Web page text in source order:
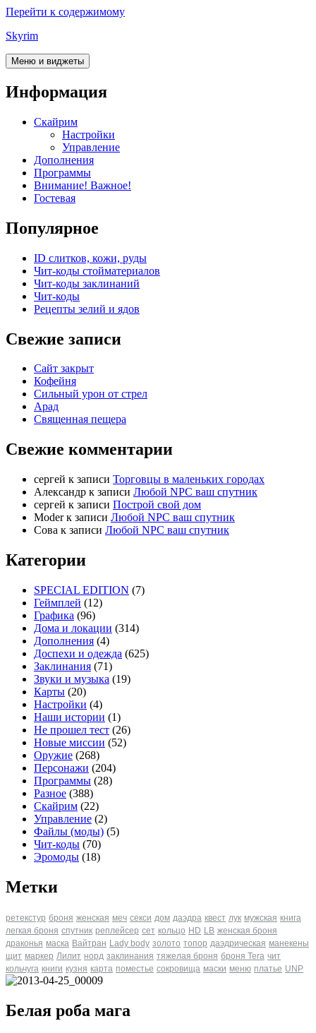
Перейти к содержимому
Skyrim
Меню и виджеты
Информация
Скайрим
Настройки
Управление
Дополнения
Программы
Внимание! Важное!
Гостевая
Популярное
ID слитков, кожи, руды
Чит-коды стойматериалов
Чит-коды заклинаний
Чит-коды
Рецепты зелий и ядов
Свежие записи
Сайт закрыт
Кофейня
Cильный урон от стрел
Арад
Священная пещера
Свежие комментарии
cергей к записи Торговцы в маленьких городах
Александр к записи Любой NPC ваш спутник
cергей к записи Построй свой дом
Moderк записи Любой NPC ваш спутник
Сова к записи Любой NPC ваш спутник
Категории
SPECIAL EDITION (7)
Геймплей (12)
Графика (96)
Дома и локации (314)
Дополнения (4)
Доспехи и одежда (625)
Заклинания (71)
Звуки и музыка (19)
Карты (20)
Настройки (4)
Наши истории (1)
Не прошел тест (26)
Новые миссии (52)
Оружие (268)
Персонажи (204)
Программы (28)
Разное (388)
Скайрим (22)
Управление (2)
Файлы (моды) (5)
Чит-коды (70)
Эромоды (18)
Метки
ретекстур броня женская меч секси дом даэдра квест лук мужская книга
легкая броня спутник реплейсер сет кольцо HD LB женская броня
драконья маска Вайтран Lady body золото топор даэдрическая манекены
щит маркер Лилит норд заклинания тяжелая броня броня Tera чит
кольчуга книги кузня карта поместье сокровища маски меню платье UNP
Белая роба мага